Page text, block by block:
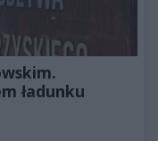
ładunku